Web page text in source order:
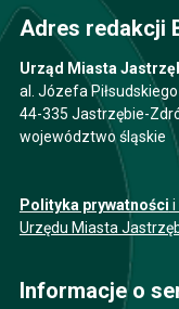
Adres redakcji
Urząd Miasta
al. Józefa
44-335 Jastrzębie-
województwo śląskie
Polityka prywatności i
Urzędu Miasta
Informacje o